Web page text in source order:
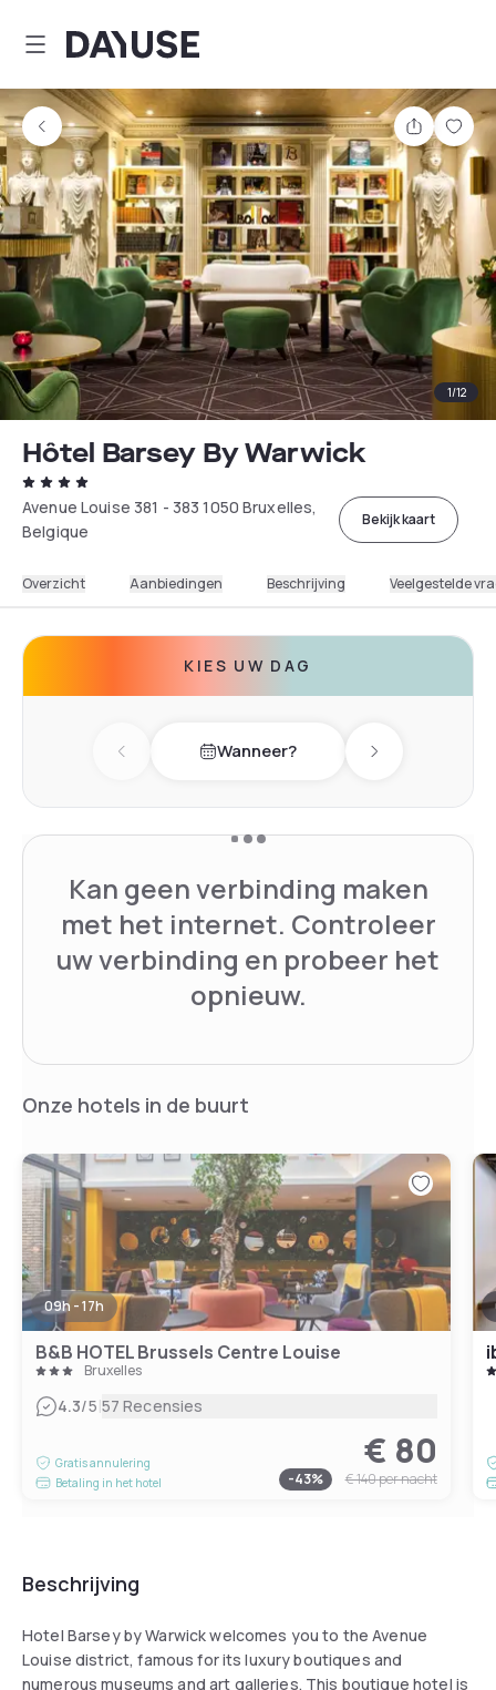
Dayuse
Delen
1/12
Hôtel Barsey By Warwick
Avenue Louise 381 - 383 1050 Bruxelles,
Belgique
Bekijk kaart
Overzicht Aanbiedingen Beschrijving Veelgestelde
KIES UW DAG
Previous dayWanneer? Next day
Kan geen verbinding maken
met het internet. Controleer
uw verbinding en probeer het
opnieuw.
Onze hotels in de buurt
09h - 17h
B&B HOTEL Brussels Centre Louise
Bruxelles
4.3/5|57 Recensies
Gratis annulering
Betaling in het hotel
€ 80
-43% € 140per nacht
Beschrijving
Hotel Barsey by Warwick welcomes you to the Avenue
Louise district, famous for its luxury boutiques and
numerous museums and art galleries. This boutique hotel is